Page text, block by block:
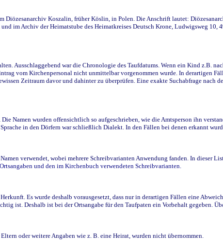
Diözesanarchiv Koszalin, früher Köslin, in Polen. Die Anschrift lautet:
im Archiv der Heimatstube des Heimatkreises Deutsch Krone, Ludwigsweg
Ausschlaggebend war die Chronologie des Taufdatums. Wenn ein Kind z.B.
vom Kirchenpersonal nicht unmittelbar vorgenommen wurde. In derartigen
Zeitraum davor und dahinter zu überprüfen. Eine exakte Suchabfrage nach
Namen wurden offensichtlich so aufgeschrieben, wie die Amtsperson ihn
in den Dörfern war schließlich Dialekt. In den Fällen bei denen erkannt
verwendet, wobei mehrere Schreibvarianten Anwendung fanden. In dieser
und den im Kirchenbuch verwendeten Schreibvarianten.
Es wurde deshalb vorausgesetzt, dass nur in derartigen Fällen eine
ist. Deshalb ist bei der Ortsangabe für den Taufpaten ein Vorbehalt gegeben.
oder weitere Angaben wie z. B. eine Heirat, wurden nicht übernommen.